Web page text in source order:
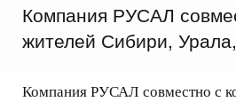
Компания РУСАЛ
жителей Сибири,
Компания РУСАЛ совместно с